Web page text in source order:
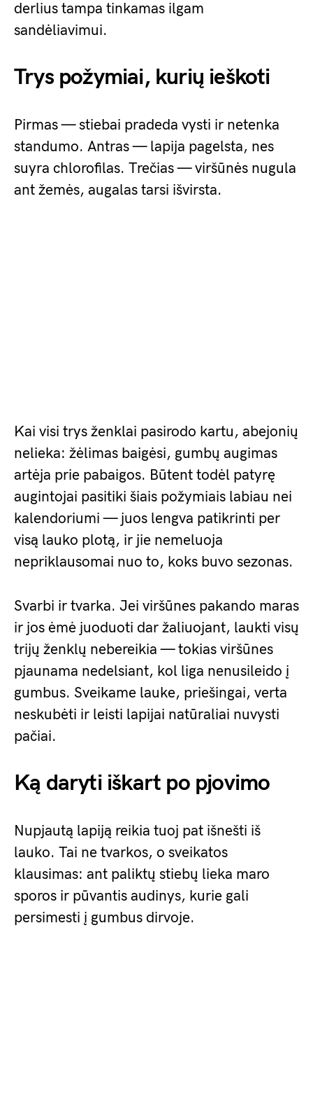
derlius tampa tinkamas ilgam
sandėliavimui.
Trys požymiai, kurių ieškoti
Pirmas — stiebai pradeda vysti ir netenka
standumo. Antras — lapija pagelsta, nes
suyra chlorofilas. Trečias — viršūnės nugula
ant žemės, augalas tarsi išvirsta.
Kai visi trys ženklai pasirodo kartu, abejonių
nelieka: žėlimas baigėsi, gumbų augimas
artėja prie pabaigos. Būtent todėl patyrę
augintojai pasitiki šiais požymiais labiau nei
kalendoriumi — juos lengva patikrinti per
visą lauko plotą, ir jie nemeluoja
nepriklausomai nuo to, koks buvo sezonas.
Svarbi ir tvarka. Jei viršūnes pakando maras
ir jos ėmė juoduoti dar žaliuojant, laukti visų
trijų ženklų nebereikia — tokias viršūnes
pjaunama nedelsiant, kol liga nenusileido į
gumbus. Sveikame lauke, priešingai, verta
neskubėti ir leisti lapijai natūraliai nuvysti
pačiai.
Ką daryti iškart po pjovimo
Nupjautą lapiją reikia tuoj pat išnešti iš
lauko. Tai ne tvarkos, o sveikatos
klausimas: ant paliktų stiebų lieka maro
sporos ir pūvantis audinys, kurie gali
persimesti į gumbus dirvoje.